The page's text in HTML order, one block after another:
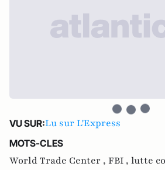
VU SUR:Lu sur L'Express
MOTS-CLES
World Trade Center , FBI , lutte